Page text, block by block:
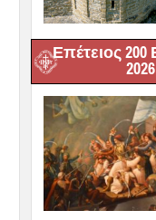
Επέτειος 200
2026